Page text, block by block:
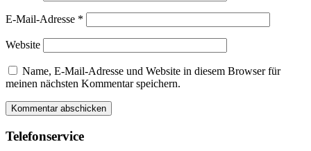
E-Mail-Adresse *
Website
Name, E-Mail-Adresse und Website in diesem Browser für
meinen nächsten Kommentar speichern.
Telefonservice